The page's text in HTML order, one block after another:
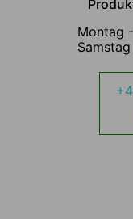
Montag
Samstag